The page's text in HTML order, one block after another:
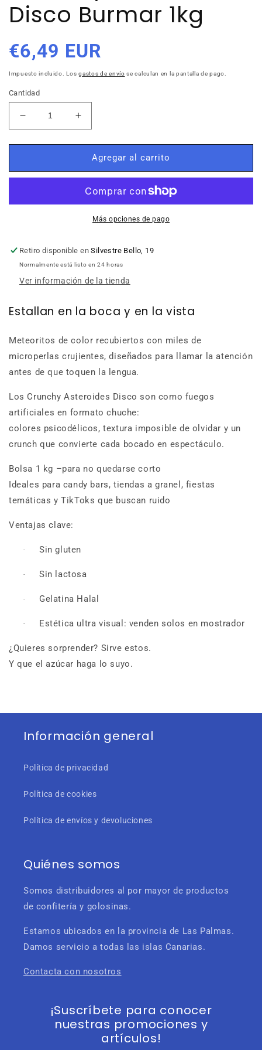
Disco Burmar 1kg
Precio
habitual
€6,49 EUR
Impuesto incluido. Losgastos de envío se calculan en la pantalla de pago.
Cantidad
Reducir
cantidad
para
Asteroides
1kg
Aumentar
cantidad
para
Crunchy
Asteroides
Burmar
1kg
Agregar al carrito
Más opciones de pago
Retiro disponible enSilvestre Bello, 19
Normalmente está listo en 24 horas
Ver información de la tienda
Estallan en la boca y en la vista
Meteoritos de color recubiertos con miles de
microperlas crujientes, diseñados para llamar la atención
antes de que toquen la lengua.
Los Crunchy Asteroides Disco son como fuegos
artificiales en formato chuche:
colores psicodélicos, textura imposible de olvidar y un
crunch que convierte cada bocado en espectáculo.
Bolsa 1 kg –para no quedarse corto
Ideales para candy bars, tiendas a granel, fiestas
temáticas y TikToks que buscan ruido
Ventajas clave:
· Sin gluten
· Sin lactosa
· Gelatina Halal
· Estética ultra visual: venden solos en mostrador
¿Quieres sorprender? Sirve estos.
Y que el azúcar haga lo suyo.
Información general
Política de privacidad
Política de cookies
Política de envíos y devoluciones
Quiénes somos
Somos distribuidores al por mayor de productos
de confitería y golosinas.
Estamos ubicados en la provincia de Las Palmas.
Damos servicio a todas las islas Canarias.
Contacta con nosotros
¡Suscríbete para conocer
nuestras promociones y
artículos!